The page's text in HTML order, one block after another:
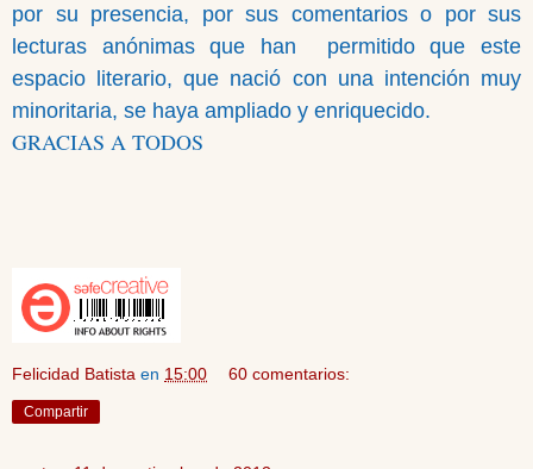
por su presencia, por sus comentarios o por sus
lecturas anónimas que han
permitido que este
espacio literario, que nació con una intención muy
minoritaria, se haya ampliado y enriquecido.
GRACIAS A TODOS
Felicidad Batista en 15:00 60 comentarios:
Compartir